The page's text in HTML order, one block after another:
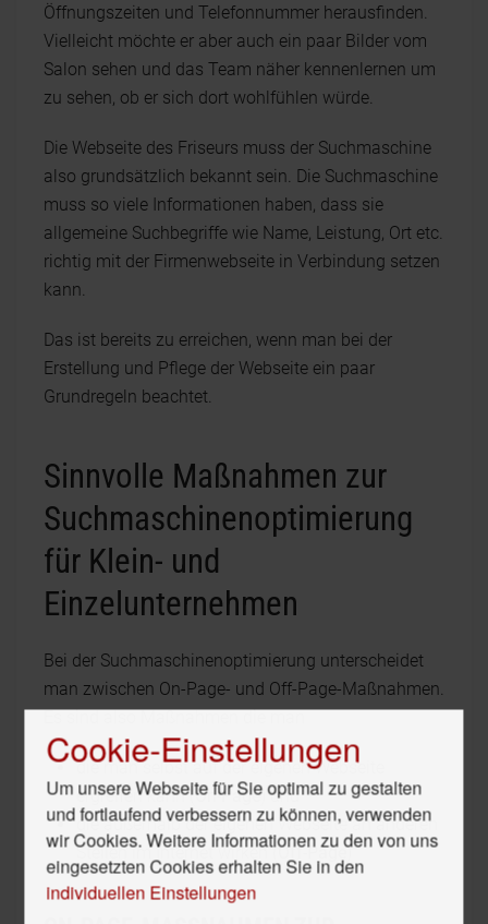
Öffnungszeiten und Telefonnummer herausfinden.
Vielleicht möchte er aber auch ein paar Bilder vom
Salon sehen und das Team näher kennenlernen um
zu sehen, ob er sich dort wohlfühlen würde.
Die Webseite des Friseurs muss der Suchmaschine
also grundsätzlich bekannt sein. Die Suchmaschine
muss so viele Informationen haben, dass sie
allgemeine Suchbegriffe wie Name, Leistung, Ort etc.
richtig mit der Firmenwebseite in Verbindung setzen
kann.
Das ist bereits zu erreichen, wenn man bei der
Erstellung und Pflege der Webseite ein paar
Grundregeln beachtet.
Sinnvolle Maßnahmen zur
Suchmaschinenoptimierung
für Klein- und
Einzelunternehmen
Bei der Suchmaschinenoptimierung unterscheidet
man zwischen On-Page- und Off-Page-Maßnahmen.
Es sind also Maßnahmen die man
die man selbst auf der eigenen Webseite
ergreifen kann (On-Page) und
die außerhalb der eigenen Webseite an anderen
Stellen im Internet wirken (Off-Page)
Cookie-Einstellungen
Um unsere Webseite für Sie optimal zu gestalten
und fortlaufend verbessern zu können, verwenden
wir Cookies. Weitere Informationen zu den von uns
eingesetzten Cookies erhalten Sie in den
individuellen Einstellungen